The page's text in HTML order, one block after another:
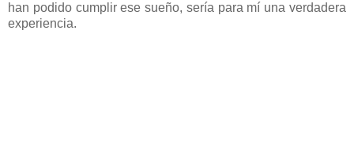
han podido cumplir ese sueño, sería para mí una verdadera
experiencia.